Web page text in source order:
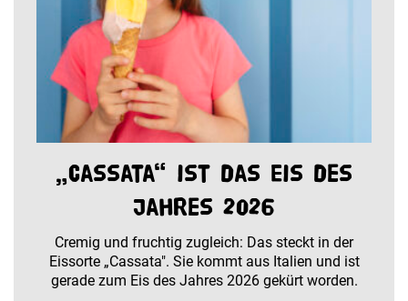
„Cassata“ ist das Eis des
Jahres 2026
Cremig und fruchtig zugleich: Das steckt in der
Eissorte „Cassata". Sie kommt aus Italien und ist
gerade zum Eis des Jahres 2026 gekürt worden.